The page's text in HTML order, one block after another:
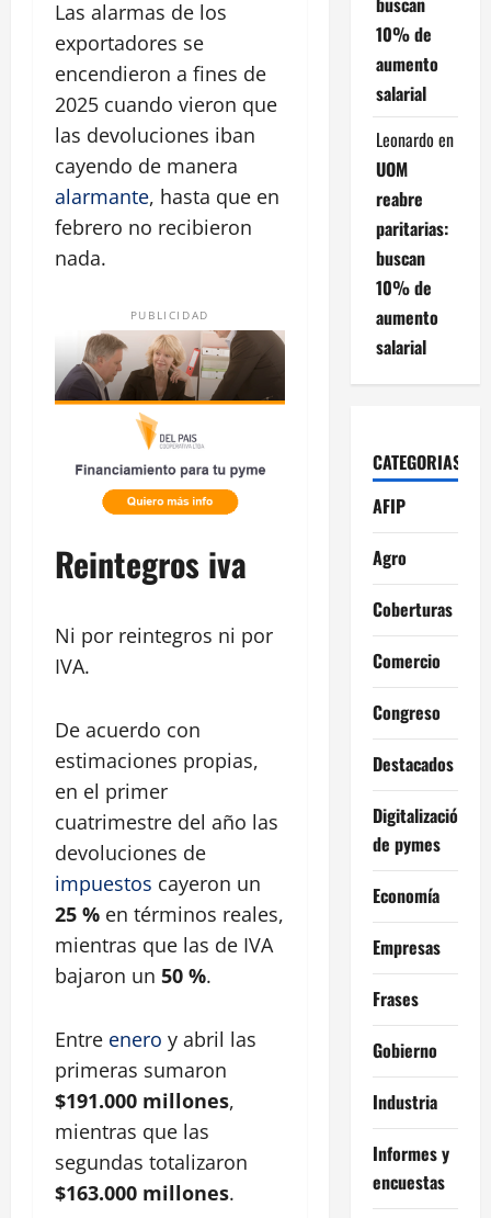
Las alarmas de los
exportadores se
encendieron a fines de
2025 cuando vieron que
las devoluciones iban
cayendo de manera
alarmante, hasta que en
febrero no recibieron
nada.
PUBLICIDAD
Reintegros iva
Ni por reintegros ni por
IVA.
De acuerdo con
estimaciones propias,
en el primer
cuatrimestre del año las
devoluciones de
impuestos cayeron un
25 % en términos reales,
mientras que las de IVA
bajaron un 50 %.
Entre enero y abril las
primeras sumaron
$191.000 millones,
mientras que las
segundas totalizaron
$163.000 millones.
10% de
aumento
salarial
Leonardo en
UOM
reabre
paritarias:
buscan
10% de
aumento
salarial
CATEGORIAS
AFIP
Agro
Coberturas
Comercio
Congreso
Destacados
Digitalización
de pymes
Economía
Empresas
Frases
Gobierno
Industria
Informes y
encuestas